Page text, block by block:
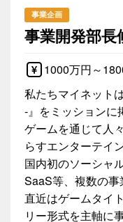
事業企画
事業開発部長
1000万円～
私たちマイネット
-』をミッションに
ゲームを通じて人
らすエンターテイ
国内初のソーシャ
SaaS等、複数の事
直近はゲームタイ
リー形式を主軸に